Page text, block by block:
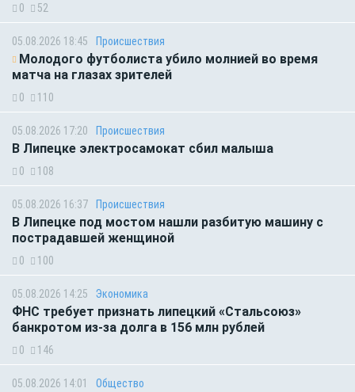
0 52
05.08.2026 18:45 Происшествия
Молодого футболиста убило молнией во время
матча на глазах зрителей
0 110
05.08.2026 17:20 Происшествия
В Липецке электросамокат сбил малыша
0 108
05.08.2026 16:37 Происшествия
В Липецке под мостом нашли разбитую машину с
пострадавшей женщиной
0 100
05.08.2026 14:25 Экономика
ФНС требует признать липецкий «Стальсоюз»
банкротом из-за долга в 156 млн рублей
0 146
05.08.2026 14:01 Общество